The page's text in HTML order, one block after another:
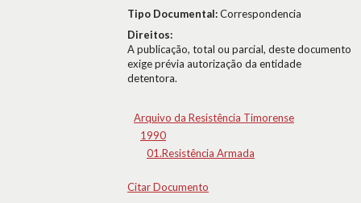
Tipo Documental:Correspondencia
Direitos:
A publicação, total ou parcial, deste documento
exige prévia autorização da entidade
detentora.
Arquivo da Resistência Timorense
1990
01.Resistência Armada
Citar Documento